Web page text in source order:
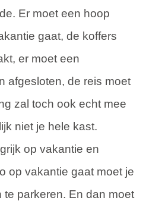
Er moet een hoop
gaat, de koffers
er moet een
afgesloten, de reis moet
zal toch ook echt mee
niet je hele kast.
op vakantie en
op vakantie gaat moet je
parkeren. En dan moet